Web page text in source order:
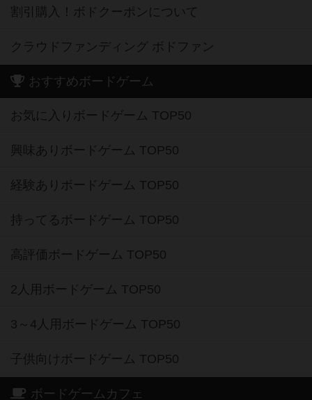
割引購入！ボドクーポンについて
クラウドファンディング ボドファン
おすすめボードゲーム
お気に入りボードゲーム TOP50
興味ありボードゲーム TOP50
経験ありボードゲーム TOP50
持ってるボードゲーム TOP50
高評価ボードゲーム TOP50
2人用ボードゲーム TOP50
3～4人用ボードゲーム TOP50
子供向けボードゲーム TOP50
ボードゲームカフェ